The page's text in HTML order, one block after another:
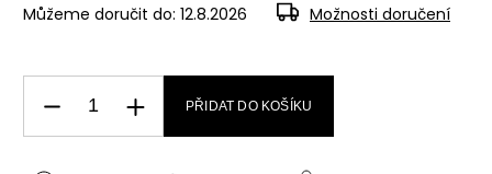
Můžeme doručit do: 12.8.2026 Možnosti doručení
PŘIDAT DO KOŠÍKU